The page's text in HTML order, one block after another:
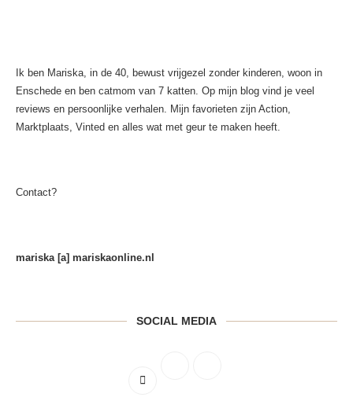
Ik ben Mariska, in de 40, bewust vrijgezel zonder kinderen, woon in
Enschede en ben catmom van 7 katten. Op mijn blog vind je veel
reviews en persoonlijke verhalen. Mijn favorieten zijn Action,
Marktplaats, Vinted en alles wat met geur te maken heeft.
Contact?
mariska [a] mariskaonline.nl
SOCIAL MEDIA